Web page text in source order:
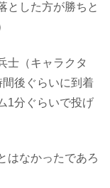
とした方が勝ちと
士（キャラクタ
後ぐらいに到着
1分ぐらいで投げ
はなかったであろ